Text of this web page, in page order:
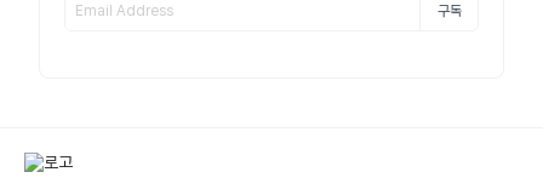
구독